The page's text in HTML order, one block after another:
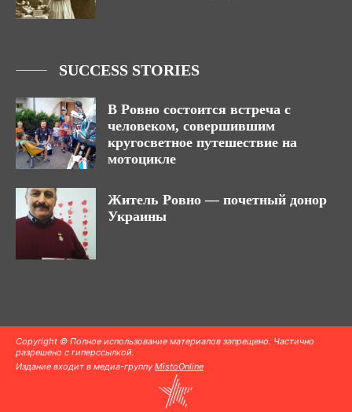
SUCCESS STORIES
В Ровно состоится встреча с
человеком, совершившим
кругосветное путешествие на
мотоцикле
Житель Ровно — почетный донор
Украины
Copyright © Полное использование материалов запрещено. Частично
разрешено с гиперссылкой.
Издание входит в медиа-группу MistoOnline